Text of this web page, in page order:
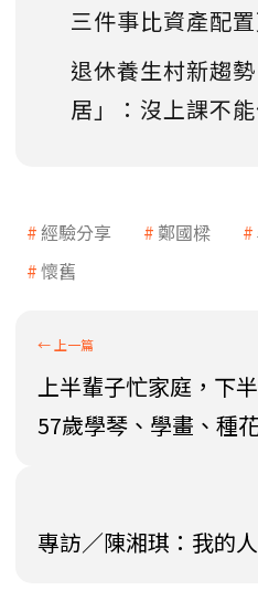
三件事比資產配置
退休養生村新趨
居」：沒上課不
經驗分享 鄭國樑
懷舊
上半輩子忙家庭，下
57歲學琴、學畫、種
專訪／陳湘琪：我的